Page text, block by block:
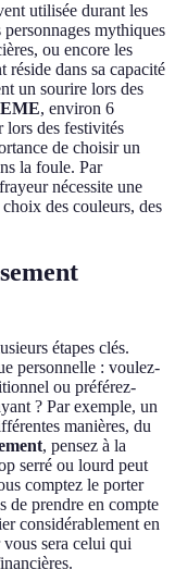
utilisée durant les
mythiques
ou encore les
réside dans sa capacité
un sourire lors des
, environ 6
lors des festivités
de choisir un
la foule. Par
nécessite une
des couleurs, des
étapes clés.
personnelle : voulez-
ou préférez-
? Par exemple, un
manières, du
, pensez à la
serré ou lourd peut
comptez le porter
de prendre en compte
considérablement en
sera celui qui